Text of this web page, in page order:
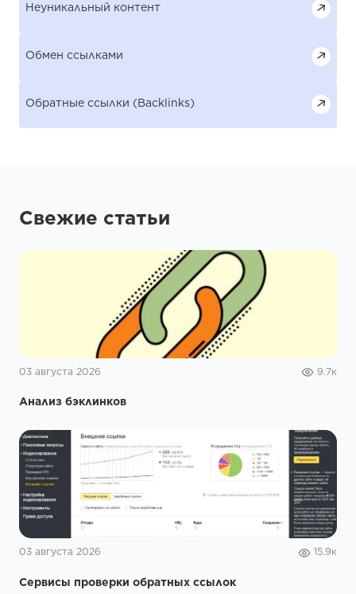
Неуникальный контент
Обмен ссылками
Обратные ссылки (Backlinks)
Свежие статьи
03 августа 2026 9.7к
Анализ бэклинков
03 августа 2026 15.9к
Сервисы проверки обратных ссылок